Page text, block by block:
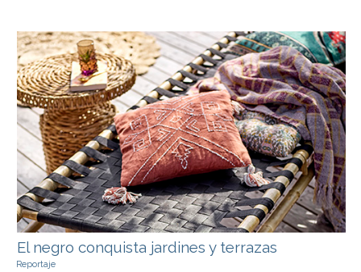
El negro conquista jardines y terrazas
Reportaje